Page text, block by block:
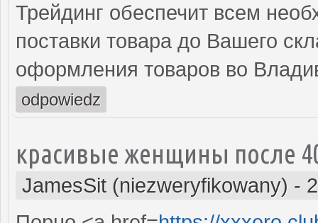
Трейдинг обеспечит всем
поставки товара до Вашего
оформления товаров во
odpowiedz
красивые женщины после
JamesSit (niezweryfikowany) -